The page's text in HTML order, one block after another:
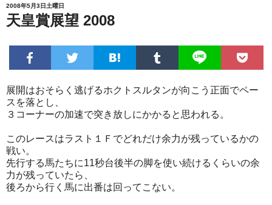
2008年5月3日土曜日
天皇賞展望 2008
展開はおそらく逃げるホクトスルタンが向こう正面でペー
スを落とし、
３コーナーの加速で突き放しにかかると思われる。
このレースはラスト１Ｆでどれだけ余力が残っているかの
戦い。
先行する馬たちに11秒台後半の脚を使い続けるくらいの余
力が残っていたら、
後ろから行く馬に出番は回ってこない。